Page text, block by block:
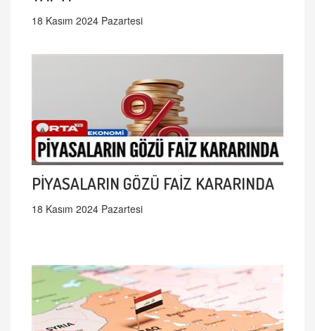
18 Kasım 2024 Pazartesi
PİYASALARIN GÖZÜ FAİZ KARARINDA
18 Kasım 2024 Pazartesi